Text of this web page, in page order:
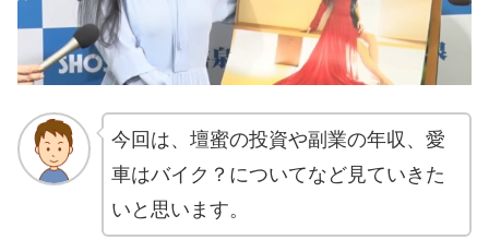
今回は、壇蜜の投資や副業の年収、愛
車はバイク？についてなど見ていきた
いと思います。